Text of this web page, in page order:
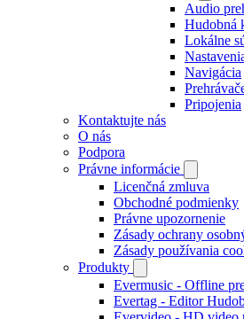
Audio
Hudobná
Lokálne
Navigácia
Pripojenia
Kontaktujte nás
O nás
Podpora
Právne informácie
Licenčná zmluva
Obchodné podmienky
Právne upozornenie
Zásady ochrany
Zásady používania
Produkty
Evermusic - Offline
Evertag - Editor